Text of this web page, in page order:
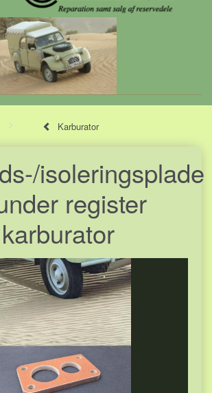
Karburator
isoleringsplade
register
karburator